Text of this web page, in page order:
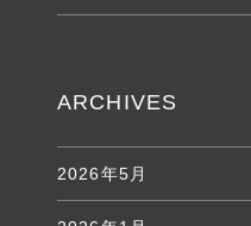
ARCHIVES
2026年5月